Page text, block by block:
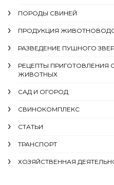
ПОРОДЫ СВИНЕЙ
ПРОДУКЦИЯ
РАЗВЕДЕНИЕ ПУШНОГО
РЕЦЕПТЫ ПРИГОТОВЛЕНИЯ
ЖИВОТНЫХ
САД И ОГОРОД
СВИНОКОМПЛЕКС
СТАТЬИ
ТРАНСПОРТ
ХОЗЯЙСТВЕННАЯ